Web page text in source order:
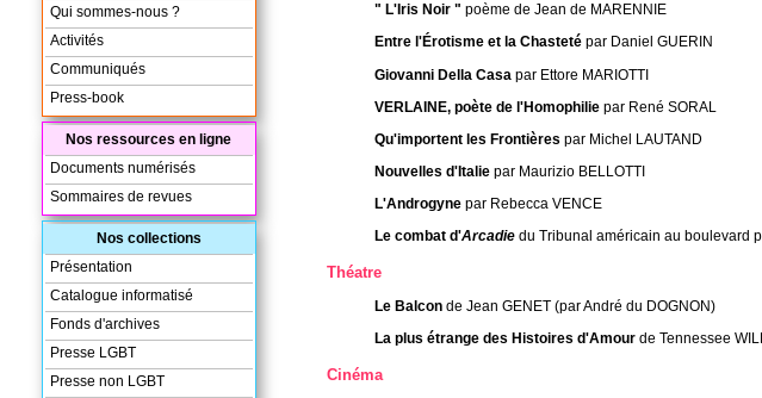
" L'Iris Noir " poème de Jean de MARENNIE
Entre l'Érotisme et la Chasteté par Daniel GUERIN
Giovanni Della Casa par Ettore MARIOTTI
VERLAINE, poète de l'Homophilie par René SORAL
Qu'importent les Frontières par Michel LAUTAND
Nouvelles d'Italie par Maurizio BELLOTTI
L'Androgyne par Rebecca VENCE
Le combat d'Arcadie du Tribunal américain au boulevard
Théatre
Le Balcon de Jean GENET (par André du DOGNON)
La plus étrange des Histoires d'Amour de Tennessee
Cinéma
Qui sommes-nous ?
Activités
Communiqués
Press-book
Nos ressources en ligne
Documents numérisés
Sommaires de revues
Nos collections
Présentation
Catalogue informatisé
Fonds d'archives
Presse LGBT
Presse non LGBT